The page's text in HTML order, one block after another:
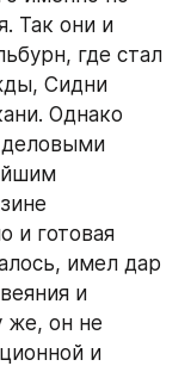
Так они и
где стал
Сидни
Однако
деловыми
и готовая
имел дар
и
же, он не
и